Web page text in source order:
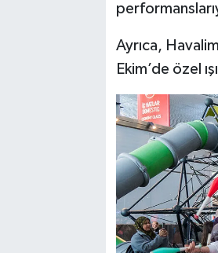
Ayrıca,
Ekim’de özel